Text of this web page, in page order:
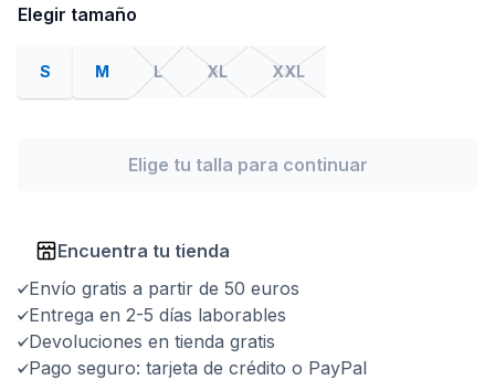
Elegir tamaño
S M L XL XXL
Elige tu talla para continuar
Encuentra tu tienda
Envío gratis a partir de 50 euros
Entrega en 2-5 días laborables
Devoluciones en tienda gratis
Pago seguro: tarjeta de crédito o PayPal